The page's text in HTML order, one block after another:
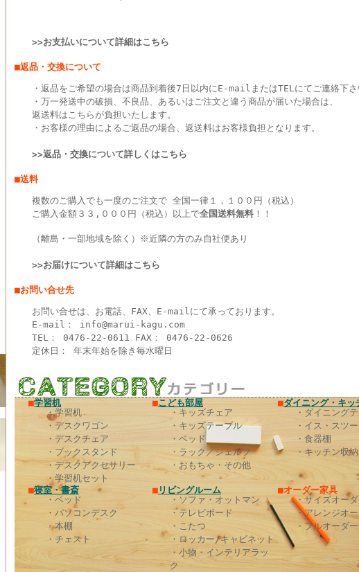
>>お支払いについて詳細はこちら
■返品・交換について
・返品をご希望の場合は商品到着後7日以内にE-mailまたはTELにてご連絡下
・万一発送中の破損、不良品、あるいはご注文と違う商品が届いた場合は、
返送料はこちらが負担いたします。
・お客様の理由によるご返品の場合、返送料はお客様負担となります。
>>返品・交換について詳しくはこちら
■送料
複数のご購入でも一度のご注文で 全国一律１，１００円（税込）
ご購入金額３３,０００円（税込）以上で全国送料無料 ！！
（離島・一部地域を除く）※近隣の方のみ自社便あり
>>お届けについて詳細はこちら
■お問い合せ先
お問い合せは、お電話、FAX、E-mailにて承っております。
E-mail： info@marui-kagu.com
TEL： 0476-22-0611 FAX： 0476-22-0626
定休日： 年末年始を除き毎水曜日
■学習机
・学習机
・デスクワゴン
・デスクチェア
・ブックスタンド
・デスクアクセサリー
・学習机セット
■こども部屋
・キッズチェア
・キッズテーブル
・ベッド
・ラック／シェルフ
・おもちゃ・その他
■ダイニング・キッ
・ダイニング
・イス・スツ
・食器棚
・キッチン収納
■寝室・書斎
・ベッド
・パソコンデスク
・本棚
・チェスト
■ リビングルーム
・ソファ・オットマン
・テレビボード
・こたつ
・ロッカー/キャビネット
・小物・インテリアラッ
ク
■オーダー家具
・サイズオー
・アレンジオ
・フルオーダー